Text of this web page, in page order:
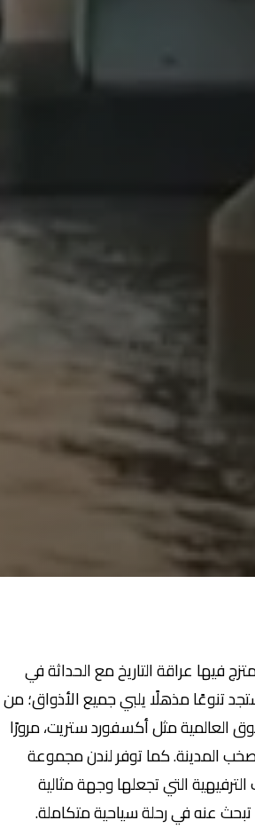
فيها عراقة التاريخ مع الحداثة في
تنوعًا مذهلًا يلبي جميع الأذواق؛ من
العالمية مثل أكسفورد ستريت، مرورًا
المدينة. كما توفر لندن مجموعة
التي تجعلها وجهة مثالية
عنه في رحلة سياحية متكاملة.